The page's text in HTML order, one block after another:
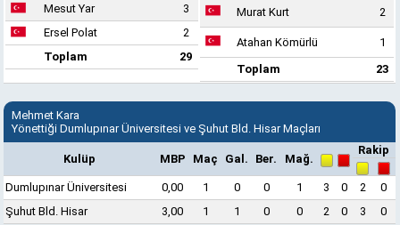
Mesut Yar
3
Ersel Polat
2
Toplam
29
Murat Kurt 2
Atahan Kömürlü
1
Toplam
23
Mehmet Kara
Yönettiği Dumlupınar Üniversitesi ve Şuhut Bld. Hisar Maçları
Kulüp MBP Maç Gal. Ber. Mağ.
Rakip
Dumlupınar Üniversitesi 0,00 1 0 0 1 3 0 2
0
Şuhut Bld. Hisar
3,00 1 1 0 0 2 0 3 0